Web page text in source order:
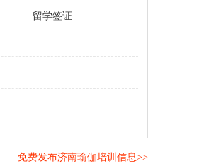
留学签证
免费发布济南瑜伽培训信息>>